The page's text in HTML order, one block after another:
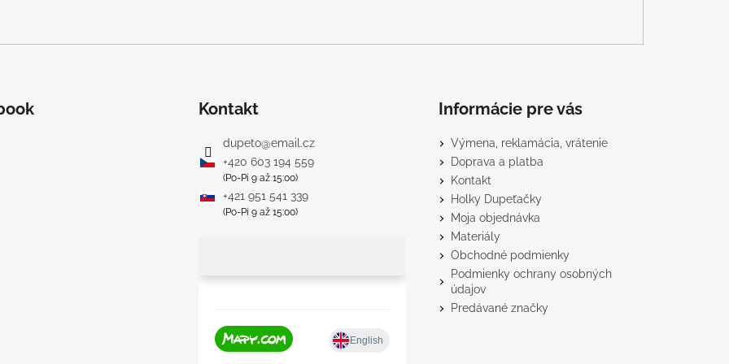
Kontakt
dupeto@email.cz
+420 603 194 559
(Po-Pi 9 až 15:00)
+421 951 541 339
(Po-Pi 9 až 15:00)
Informácie pre vás
Výmena, reklamácia, vrátenie
Doprava a platba
Kontakt
Holky Dupeťačky
Moja objednávka
Materiály
Obchodné podmienky
Podmienky ochrany osobných
údajov
Predávané značky